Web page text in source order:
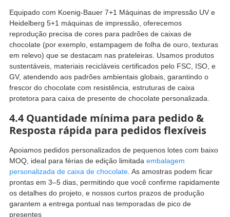
Equipado com Koenig-Bauer 7+1 Máquinas de impressão UV e
Heidelberg 5+1 máquinas de impressão, oferecemos
reprodução precisa de cores para padrões de caixas de
chocolate (por exemplo, estampagem de folha de ouro, texturas
em relevo) que se destacam nas prateleiras. Usamos produtos
sustentáveis, materiais recicláveis ​​certificados pelo FSC, ISO, e
GV, atendendo aos padrões ambientais globais, garantindo o
frescor do chocolate com resistência, estruturas de caixa
protetora para caixa de presente de chocolate personalizada.
4.4 Quantidade mínima para pedido &
Resposta rápida para pedidos flexíveis
Apoiamos pedidos personalizados de pequenos lotes com baixo
MOQ, ideal para férias de edição limitada embalagem
personalizada de caixa de chocolate. As amostras podem ficar
prontas em 3–5 dias, permitindo que você confirme rapidamente
os detalhes do projeto, e nossos curtos prazos de produção
garantem a entrega pontual nas temporadas de pico de
presentes